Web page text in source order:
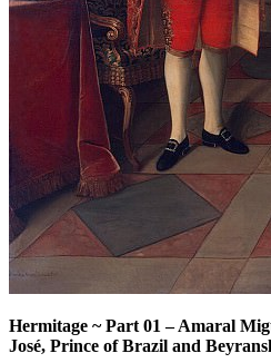
Hermitage ~ Part 01 –Amaral
José, Prince of Brazil and